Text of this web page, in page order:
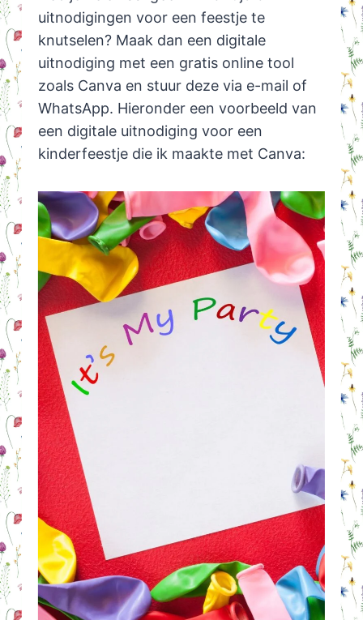
uitnodigingen voor een feestje te
knutselen? Maak dan een digitale
uitnodiging met een gratis online tool
zoals Canva en stuur deze via e-mail of
WhatsApp. Hieronder een voorbeeld van
een digitale uitnodiging voor een
kinderfeestje die ik maakte met Canva: